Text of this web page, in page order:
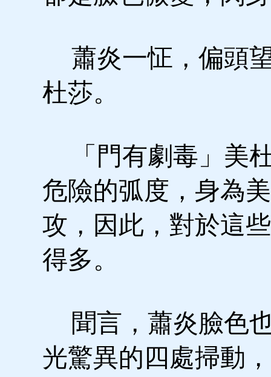
蕭炎一怔，偏頭
杜莎。
「門有劇毒」美
危險的弧度，身為
攻，因此，對於這
得多。
聞言，蕭炎臉色
光驚異的四處掃動